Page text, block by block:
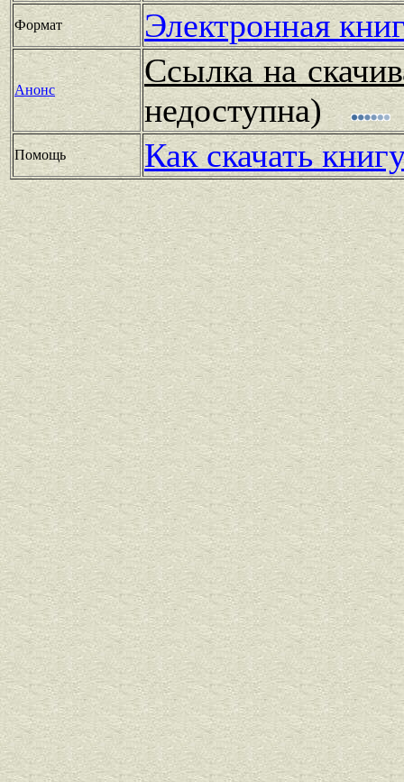
Формат Электронная
Анонс
Ссылка на
недоступна)
Помощь Как скачать